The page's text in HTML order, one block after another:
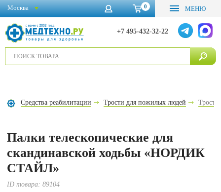
0 МЕНЮ
+7 495-432-32-22
Москва
Средства реабилитации Трости для пожилых людей Трости
Палки телескопические для
скандинавской ходьбы «НОРДИК
СТАЙЛ»
ID товара:89104